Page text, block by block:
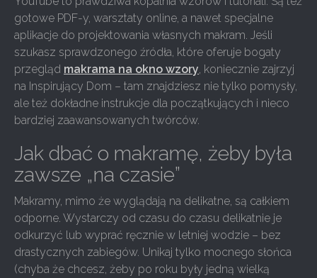
gotowe PDF-y, warsztaty online, a nawet specjalne
aplikacje do projektowania własnych makram. Jeśli
szukasz sprawdzonego źródła, które oferuje bogaty
przegląd makrama na okno wzory, koniecznie zajrzyj
na Inspirujący Dom – tam znajdziesz nie tylko pomysły,
ale też dokładne instrukcje dla początkujących i nieco
bardziej zaawansowanych twórców.
Jak dbać o makramę, żeby była
zawsze „na czasie”
Makramy, mimo że wyglądają na delikatne, są całkiem
odporne. Wystarczy od czasu do czasu delikatnie je
odkurzyć lub wyprać ręcznie w letniej wodzie – bez
drastycznych zabiegów. Unikaj tylko mocnego słońca
(chyba że chcesz, żeby po roku były jedną wielką